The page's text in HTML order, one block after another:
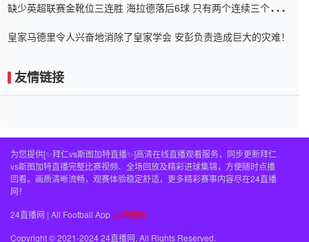
缺少英超联赛金靴位三连胜 海拉德落后6球 只有两个连续三个连续
皇家马德里令人兴奋地消除了皇家学会 安彭负责造成巨大的灾难！
友情链接
为您提供[✨拜仁vs斯图加特直播✨]高清在线直播观看服务，同步更新拜仁
vs斯图加特直播完整比赛视频、全场回放及精彩进球集锦，方便随时点播
回看。画质清晰流畅，观赛体验稳定舒适，更多精彩赛事内容尽在24直播
网！
24直播网 | All Football App 网站地图
Copyright © 2021-2024 24直播网. All Rights Reserved.